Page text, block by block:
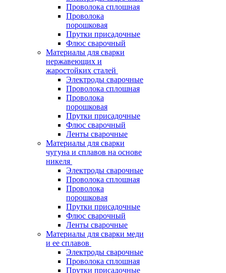
Проволока сплошная
Проволока
порошковая
Прутки присадочные
Флюс сварочный
Материалы для сварки
нержавеющих и
жаростойких сталей
Электроды сварочные
Проволока сплошная
Проволока
порошковая
Прутки присадочные
Флюс сварочный
Ленты сварочные
Материалы для сварки
чугуна и сплавов на основе
никеля
Электроды сварочные
Проволока сплошная
Проволока
порошковая
Прутки присадочные
Флюс сварочный
Ленты сварочные
Материалы для сварки меди
и ее сплавов
Электроды сварочные
Проволока сплошная
Прутки присадочные